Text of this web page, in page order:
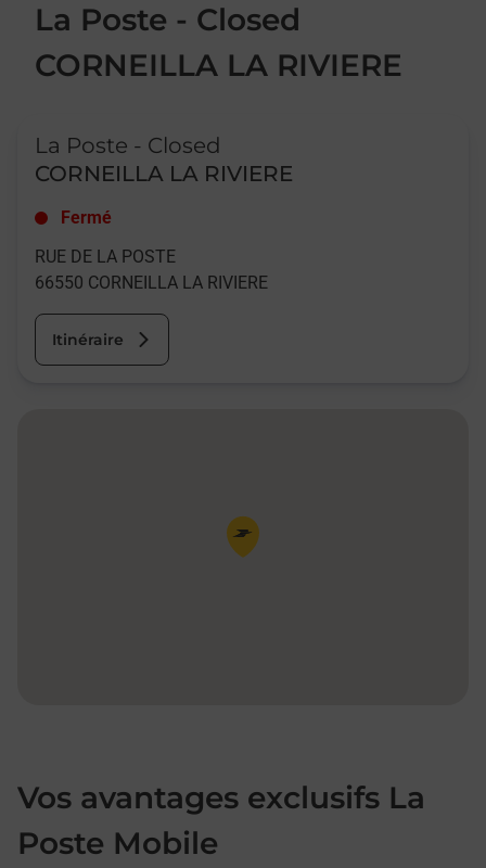
La Poste - Closed
CORNEILLA LA RIVIERE
La Poste - Closed
CORNEILLA LA RIVIERE
Fermé
RUE DE LA POSTE
66550 CORNEILLA LA RIVIERE
Itinéraire
Pin de la carte
Vos avantages exclusifs La
Poste Mobile